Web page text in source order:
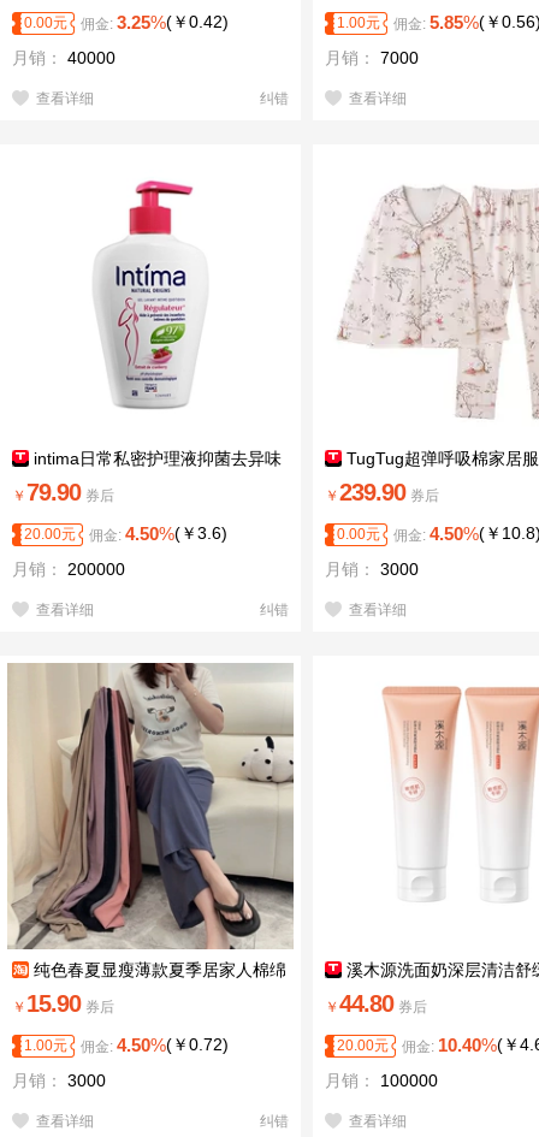
0.00元 佣金: 3.25%(￥0.42)
月销：
40000
查看详细 纠错
1.00元 佣金: 5.85%(￥0.56
月销：
7000
查看详细
intima日常私密护理液抑菌去异味
￥ 79.90 券后
20.00元 佣金: 4.50%(￥3.6)
月销：
200000
查看详细 纠错
TugTug超弹呼吸棉家居
￥ 239.90 券后
0.00元 佣金: 4.50%(￥ 10.8
月销：
3000
查看详细
纯色春夏显瘦薄款夏季居家人棉绵
绸睡裤沙滩九分宽松阔腿裤可外穿
￥ 15.90 券后
1.00元 佣金: 4.50%(￥0.72)
月销：
3000
查看详细 纠错
溪木源洗面奶深层清洁舒
￥ 44.80 券后
20.00元 佣金: 10.40%(￥
月销：
100000
查看详细